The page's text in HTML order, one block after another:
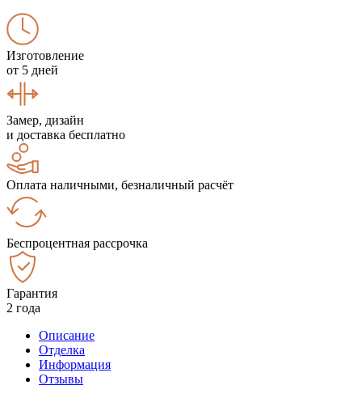
Изготовление
от 5 дней
Замер, дизайн
и доставка бесплатно
Оплата наличными, безналичный расчёт
Беспроцентная рассрочка
Гарантия
2 года
Описание
Отделка
Информация
Отзывы